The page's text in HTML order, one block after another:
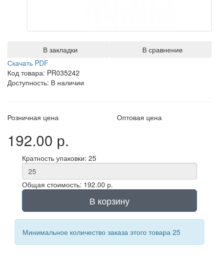
В закладки
В сравнение
Скачать PDF
Код товара: PR035242
Доступность: В наличии
Розничная цена
192.00 р.
Оптовая цена
Кратность упаковки: 25
Общая стоимость: 192.00 р.
В корзину
Минимальное количество заказа этого товара 25